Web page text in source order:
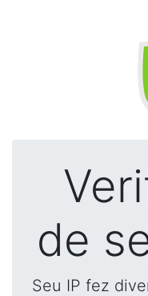
de
Seu IP fez